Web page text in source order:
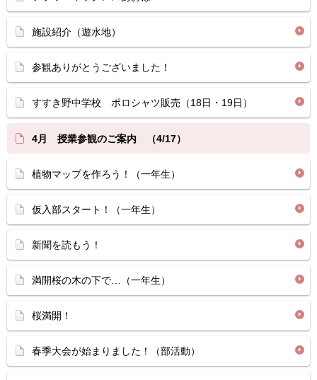
施設紹介（遊水地）
参観ありがとうございました！
すすき野中学校 ポロシャツ販売（18日・19日）
4月 授業参観のご案内 （4/17）
植物マップを作ろう！（一年生）
仮入部スタート！（一年生）
新聞を読もう！
満開桜の木の下で…（一年生）
桜満開！
春季大会が始まりました！（部活動）